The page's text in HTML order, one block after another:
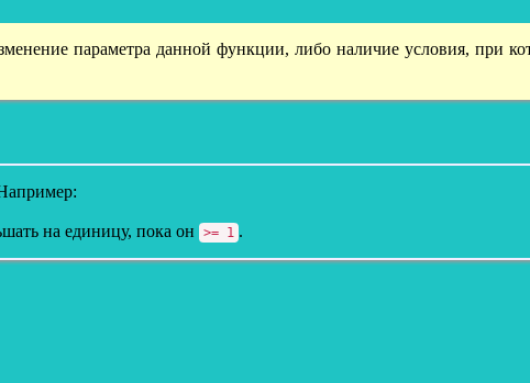
параметра данной функции, либо наличие условия, при
на единицу, пока он >= 1 .